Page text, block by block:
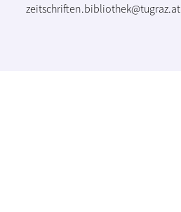
zeitschriften.bibliothek@tugraz.at